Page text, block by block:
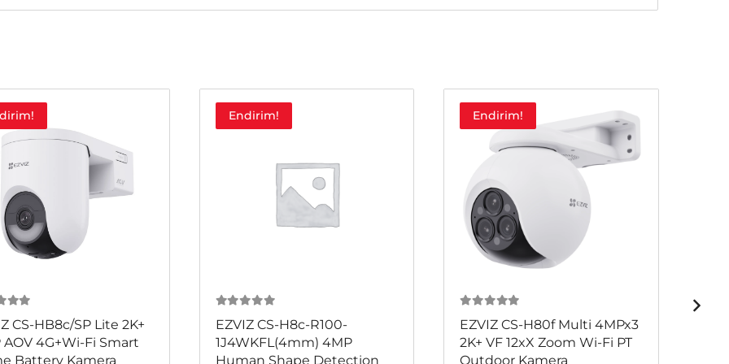
CS-HB8c/SP Lite 2K+
AOV 4G+Wi-Fi Smart
Battery Kamera
Endirim!
EZVIZ CS-H8c-R100-
1J4WKFL(4mm) 4MP
Human Shape Detection
Endirim!
EZVIZ CS-H80f Multi 4MPx3
2K+ VF 12xX Zoom Wi-Fi PT
Outdoor Kamera